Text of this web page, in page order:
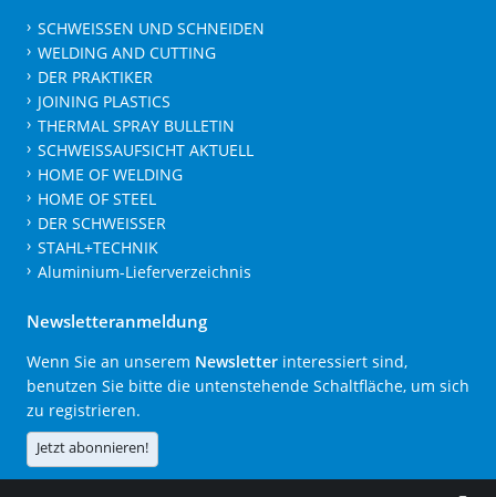
SCHWEISSEN UND SCHNEIDEN
WELDING AND CUTTING
DER PRAKTIKER
JOINING PLASTICS
THERMAL SPRAY BULLETIN
SCHWEISSAUFSICHT AKTUELL
HOME OF WELDING
HOME OF STEEL
DER SCHWEISSER
STAHL+TECHNIK
Aluminium-Lieferverzeichnis
Newsletteranmeldung
Wenn Sie an unserem Newsletter interessiert sind,
benutzen Sie bitte die untenstehende Schaltfläche, um sich
zu registrieren.
Jetzt abonnieren!